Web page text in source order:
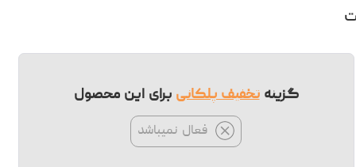
گزینهتخفیف پلکانی برای این محصول
فعال نمیباشد